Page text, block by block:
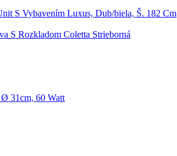
S Vybavením Luxus, Dub/biela, Š. 182 Cm
S Rozkladom Coletta Strieborná
31cm, 60 Watt